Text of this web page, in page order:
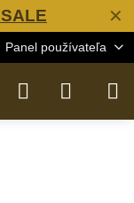
✕
Panel používateľa